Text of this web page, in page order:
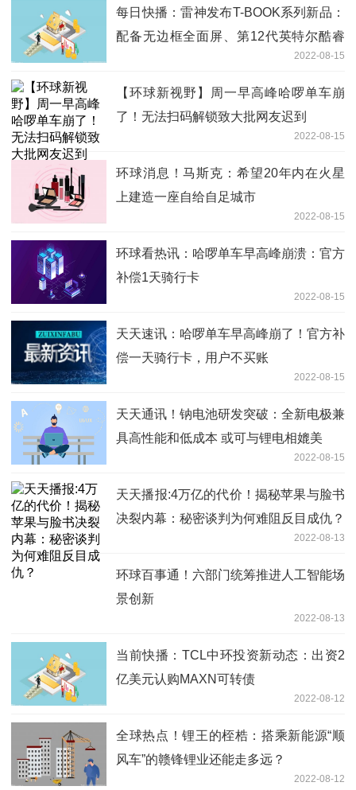
每日快播：雷神发布T-BOOK系列新品：
配备无边框全面屏、第12代英特尔酷睿
2022-08-15
【环球新视野】周一早高峰哈啰单车崩
了！无法扫码解锁致大批网友迟到
2022-08-15
环球消息！马斯克：希望20年内在火星
上建造一座自给自足城市
2022-08-15
环球看热讯：哈啰单车早高峰崩溃：官方
补偿1天骑行卡
2022-08-15
天天速讯：哈啰单车早高峰崩了！官方补
偿一天骑行卡，用户不买账
2022-08-15
天天通讯！钠电池研发突破：全新电极兼
具高性能和低成本 或可与锂电相媲美
2022-08-15
天天播报:4万亿的代价！揭秘苹果与脸书
决裂内幕：秘密谈判为何难阻反目成仇？
2022-08-13
环球百事通！六部门统筹推进人工智能场
景创新
2022-08-13
当前快播：TCL中环投资新动态：出资2
亿美元认购MAXN可转债
2022-08-12
全球热点！锂王的桎梏：搭乘新能源“顺
风车”的赣锋锂业还能走多远？
2022-08-12